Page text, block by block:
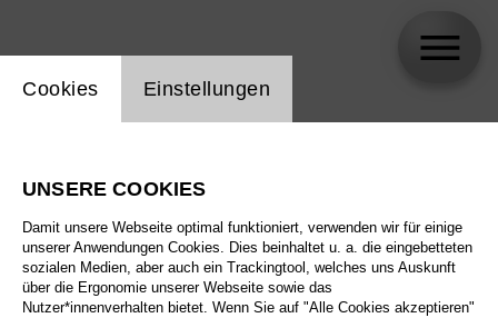
Einstellung Website Cookie
Cookies Einstellungen
UNSERE COOKIES
Damit unsere Webseite optimal funktioniert, verwenden wir für einige
unserer Anwendungen Cookies. Dies beinhaltet u. a. die eingebetteten
sozialen Medien, aber auch ein Trackingtool, welches uns Auskunft
über die Ergonomie unserer Webseite sowie das
Nutzer*innenverhalten bietet. Wenn Sie auf "Alle Cookies akzeptieren"